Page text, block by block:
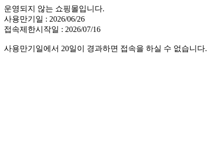
운영되지 않는 쇼핑몰입니다.
사용만기일 : 2026/06/26
접속제한시작일 : 2026/07/16
사용만기일에서 20일이 경과하면 접속을 하실 수 없습니다.